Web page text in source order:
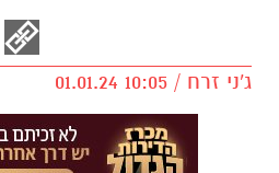
ג'ני זרח / 10:05 01.01.24